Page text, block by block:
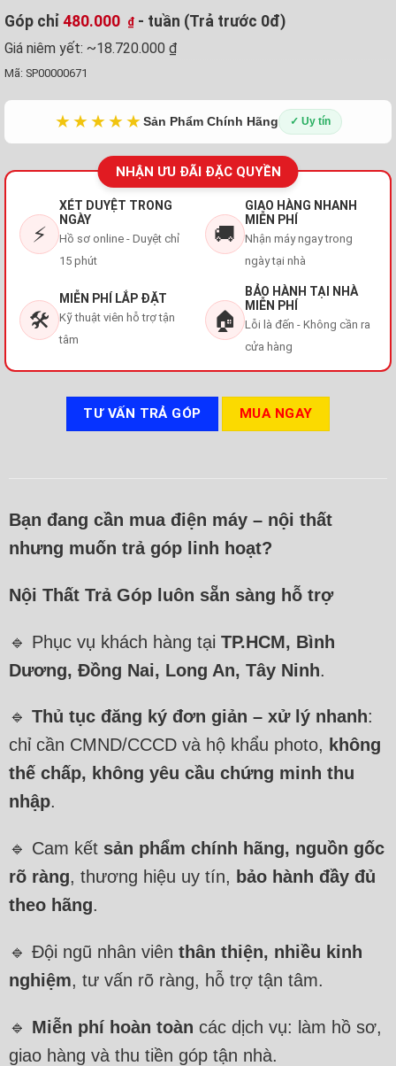
Góp chỉ 480.000 ₫ - tuần (Trả trước 0đ)
Giá niêm yết: ~18.720.000 ₫
Mã: SP00000671
★★★★★Sản Phẩm Chính Hãng ✓ Uy tín
NHẬN ƯU ĐÃI ĐẶC QUYỀN
⚡
XÉT DUYỆT TRONG
NGÀY
Hồ sơ online - Duyệt chỉ
15 phút
🚚
GIAO HÀNG NHANH
MIỄN PHÍ
Nhận máy ngay trong
ngày tại nhà
🛠️
MIỄN PHÍ LẮP ĐẶT
Kỹ thuật viên hỗ trợ tận
tâm
🏠
BẢO HÀNH TẠI NHÀ
MIỄN PHÍ
Lỗi là đến - Không cần ra
cửa hàng
TƯ VẤN TRẢ GÓP MUA NGAY
Bạn đang cần mua điện máy – nội thất
nhưng muốn trả góp linh hoạt?
Nội Thất Trả Góp luôn sẵn sàng hỗ trợ
🔹 Phục vụ khách hàng tại TP.HCM, Bình
Dương, Đồng Nai, Long An, Tây Ninh.
🔹 Thủ tục đăng ký đơn giản – xử lý nhanh:
chỉ cần CMND/CCCD và hộ khẩu photo, không
thế chấp, không yêu cầu chứng minh thu
nhập.
🔹 Cam kết sản phẩm chính hãng, nguồn gốc
rõ ràng, thương hiệu uy tín, bảo hành đầy đủ
theo hãng.
🔹 Đội ngũ nhân viên thân thiện, nhiều kinh
nghiệm, tư vấn rõ ràng, hỗ trợ tận tâm.
🔹 Miễn phí hoàn toàn các dịch vụ: làm hồ sơ,
giao hàng và thu tiền góp tận nhà.